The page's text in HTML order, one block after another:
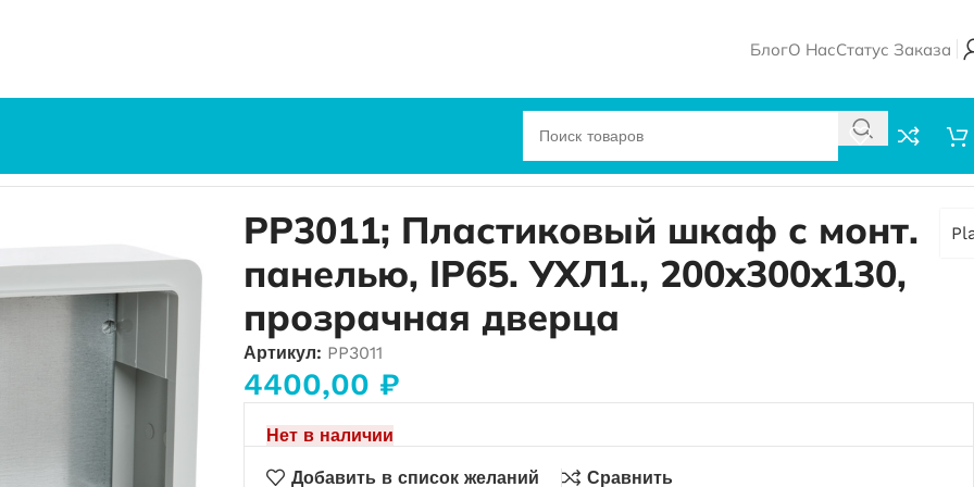
БлогО НасСтатус Заказа
PP3011; Пластиковый шкаф с монт. панелью, IP65. УХЛ1., 200х300х130, прозрачная дверца
PP3011; Пластиковый шкаф с монт.
панелью, IP65. УХЛ1., 200х300х130,
прозрачная дверца
Артикул: PP3011
4400,00 ₽
Нет в наличии
Добавить в список желаний Сравнить